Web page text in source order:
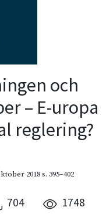
och
– E-uropa
reglering?
2018s. 395–402
704 1748